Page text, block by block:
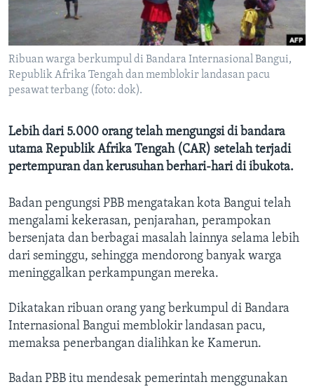
Ribuan warga berkumpul di Bandara Internasional Bangui,
Republik Afrika Tengah dan memblokir landasan pacu
pesawat terbang (foto: dok).
Lebih dari 5.000 orang telah mengungsi di bandara
utama Republik Afrika Tengah (CAR) setelah terjadi
pertempuran dan kerusuhan berhari-hari di ibukota.
Badan pengungsi PBB mengatakan kota Bangui telah
mengalami kekerasan, penjarahan, perampokan
bersenjata dan berbagai masalah lainnya selama lebih
dari seminggu, sehingga mendorong banyak warga
meninggalkan perkampungan mereka.
Dikatakan ribuan orang yang berkumpul di Bandara
Internasional Bangui memblokir landasan pacu,
memaksa penerbangan dialihkan ke Kamerun.
Badan PBB itu mendesak pemerintah menggunakan